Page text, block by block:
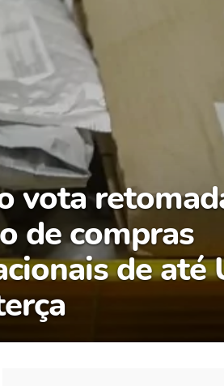
vota
de compras
de até